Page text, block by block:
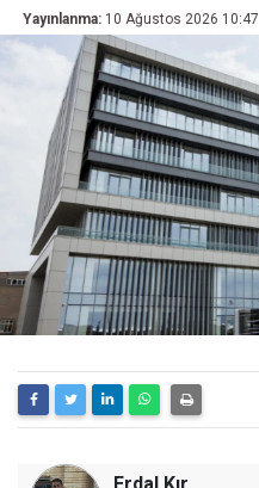
Yayınlanma: 10 Ağustos 2026 10:47